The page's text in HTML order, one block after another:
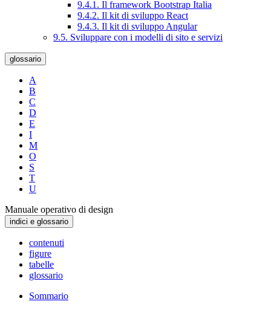
9.4.1. Il framework Bootstrap Italia
9.4.2. Il kit di sviluppo React
9.4.3. Il kit di sviluppo Angular
9.5. Sviluppare con i modelli di sito e servizi
glossario
A
B
C
D
E
I
M
O
S
T
U
Manuale operativo di design
indici e glossario
contenuti
figure
tabelle
glossario
Sommario